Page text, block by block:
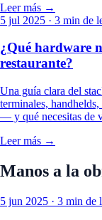
Leer más →
5 jul 2025 · 3 min de
¿Qué hardware
restaurante?
Una guía clara del
terminales,
— y qué necesitas de
Leer más →
Manos a la
5 jun 2025 · 3 min de